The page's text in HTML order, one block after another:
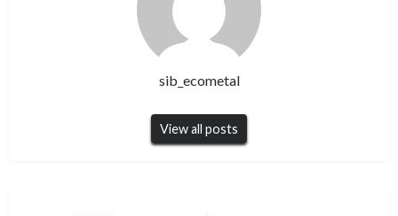
sib_ecometal
View all posts